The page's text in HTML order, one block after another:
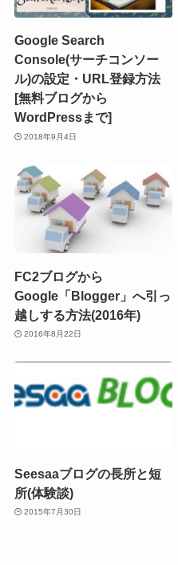
Google Search
Console(サーチコンソー
ル)の設定・URL登録方法
[無料ブログから
WordPressまで]
2018年9月4日
FC2ブログから
Google「Blogger」へ引っ
越しする方法(2016年)
2016年8月22日
Seesaaブログの長所と短
所(体験談)
2015年7月30日